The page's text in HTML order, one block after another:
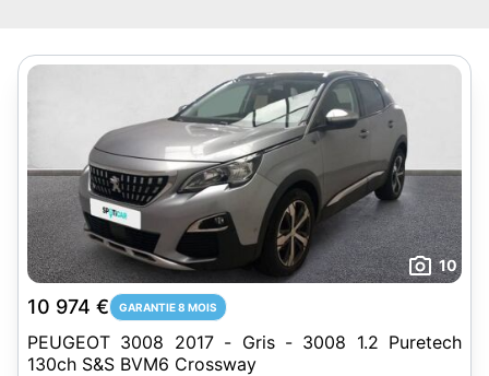
10
10 974 € GARANTIE 8 MOIS
PEUGEOT 3008 2017 - Gris - 3008 1.2 Puretech
130ch S&S BVM6 Crossway